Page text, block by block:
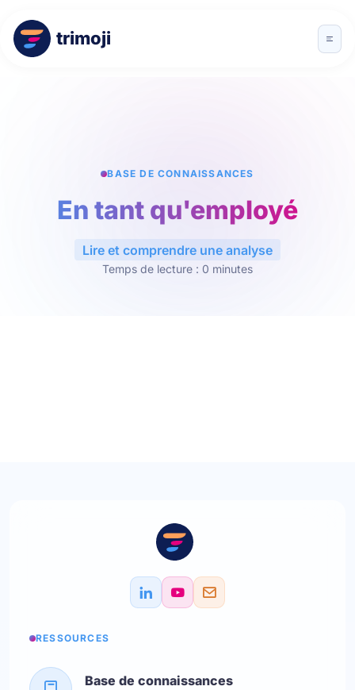
trimoji
BASE DE CONNAISSANCES
En tant qu'employé
Lire et comprendre une analyse
Temps de lecture : 0 minutes
RESSOURCES
Base de connaissances